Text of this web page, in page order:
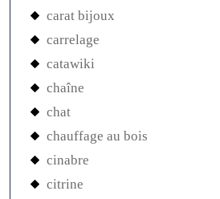
carat bijoux
carrelage
catawiki
chaîne
chat
chauffage au bois
cinabre
citrine